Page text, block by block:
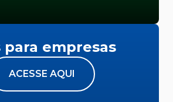
para empresas
ACESSE AQUI